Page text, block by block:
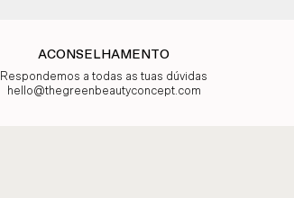
ACONSELHAMENTO
Respondemos a todas as tuas dúvidas
hello@thegreenbeautyconcept.com